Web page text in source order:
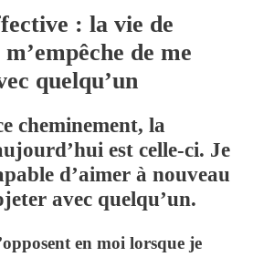
: la vie de
de me
quelqu’un
cheminement, la
est celle-ci. Je
d’aimer à nouveau
avec quelqu’un.
en moi lorsque je